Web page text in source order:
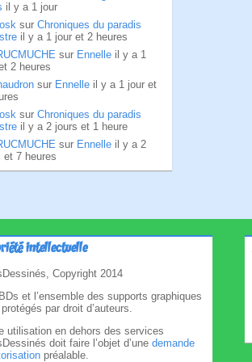
il y a 1 jour
sur Chroniques du paradis
il y a 1 jour et 2 heures
sur Ennelle il y a 1
2 heures
sur Ennelle il y a 1 jour et
sur Chroniques du paradis
il y a 2 jours et 1 heure
sur Ennelle il y a 2
et 7 heures
intellectuelle
Copyright 2014
et l’ensemble des supports graphiques
par droit d’auteurs.
utilisation en dehors des services
doit faire l’objet d’une demande
préalable.